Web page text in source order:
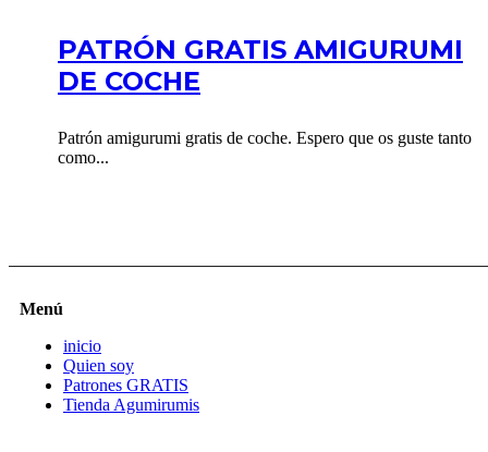
PATRÓN GRATIS AMIGURUMI
DE COCHE
Patrón amigurumi gratis de coche. Espero que os guste tanto
como...
Menú
inicio
Quien soy
Patrones GRATIS
Tienda Agumirumis